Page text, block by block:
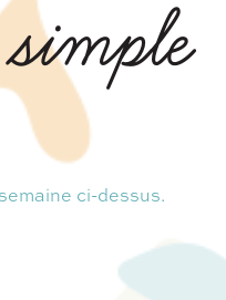
ci-dessus.